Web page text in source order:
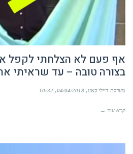
אף פעם לא הצלחתי לקפל
בצורה טובה – עד שראיתי
מערכת דיילי באזז 04/04/2018
10:32
קרא עוד ←